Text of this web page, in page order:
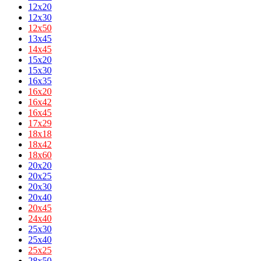
12x20
12x30
12х50
13x45
14х45
15x20
15x30
16x35
16х20
16х42
16х45
17х29
18х18
18х42
18х60
20x20
20x25
20x30
20x40
20х45
24х40
25x30
25x40
25х25